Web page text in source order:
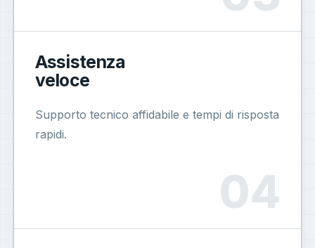
Assistenza
veloce
Supporto tecnico affidabile e tempi di risposta
rapidi.